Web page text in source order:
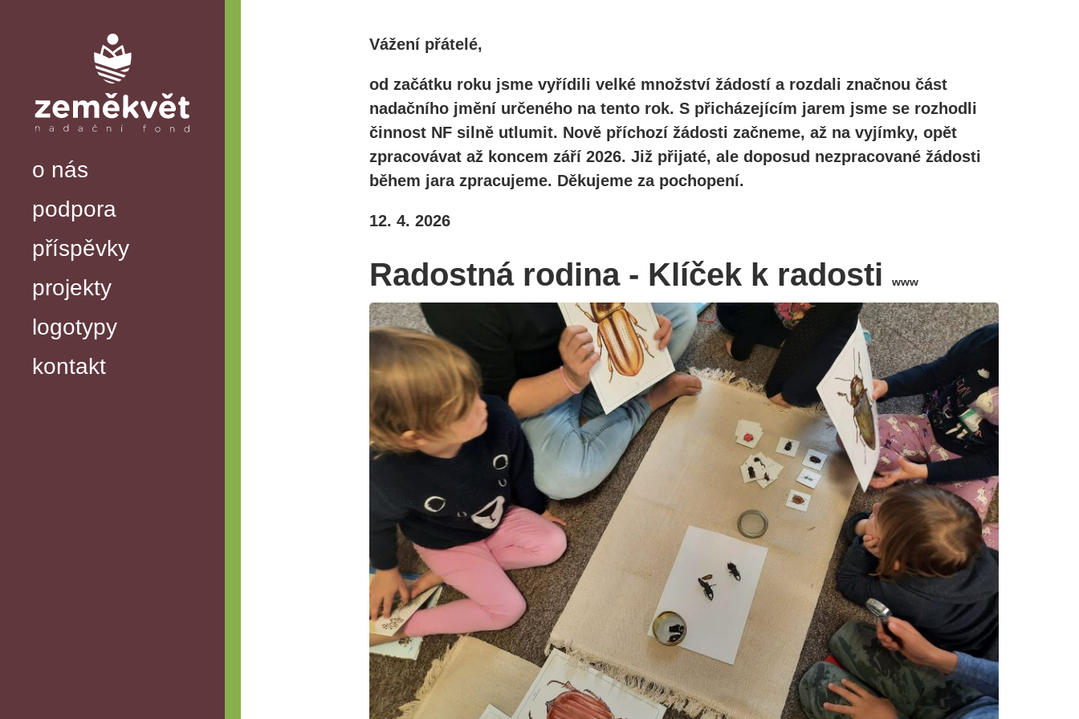
o nás
podpora
příspěvky
projekty
logotypy
kontakt
Vážení přátelé,
od začátku roku jsme vyřídili velké množství žádostí a rozdali značnou část
nadačního jmění určeného na tento rok. S přicházejícím jarem jsme se rozhodli
činnost NF silně utlumit. Nově příchozí žádosti začneme, až na vyjímky, opět
zpracovávat až koncem září 2026. Již přijaté, ale doposud nezpracované žádosti
během jara zpracujeme. Děkujeme za pochopení.
12. 4. 2026
Radostná rodina - Klíček k radosti www